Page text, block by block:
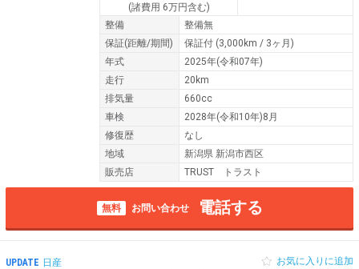
(諸費用 6万円含む)
整備
整備無
保証(距離/期間) 保証付 (3,000km / 3ヶ月)
年式
2025年(令和07年)
走行
20km
排気量
660cc
車検
2028年(令和10年)8月
修復歴
なし
地域
新潟県 新潟市西区
販売店
TRUST トラスト
無料 お問い合わせ 電話する
UPDATE 日産 お気に入りに追加